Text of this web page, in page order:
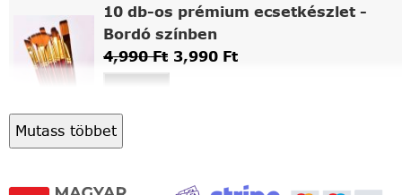
10 db-os prémium ecsetkészlet -
Bordó színben
4,990Ft 3,990 Ft
Asztali fa festőállvány
Mutass többet